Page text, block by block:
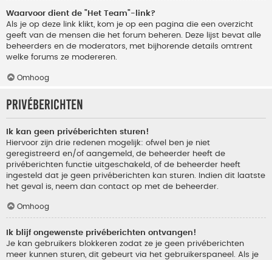
Waarvoor dient de "Het Team"-link?
Als je op deze link klikt, kom je op een pagina die een overzicht
geeft van de mensen die het forum beheren. Deze lijst bevat alle
beheerders en de moderators, met bijhorende details omtrent
welke forums ze modereren.
Omhoog
Privéberichten
Ik kan geen privéberichten sturen!
Hiervoor zijn drie redenen mogelijk: ofwel ben je niet
geregistreerd en/of aangemeld, de beheerder heeft de
privéberichten functie uitgeschakeld, of de beheerder heeft
ingesteld dat je geen privéberichten kan sturen. Indien dit laatste
het geval is, neem dan contact op met de beheerder.
Omhoog
Ik blijf ongewenste privéberichten ontvangen!
Je kan gebruikers blokkeren zodat ze je geen privéberichten
meer kunnen sturen, dit gebeurt via het gebruikerspaneel. Als je